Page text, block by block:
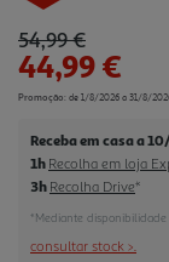
para toda a
iluminação
confeção sem
calor e a obter
ajustável de 60
cozedura
aquecimento, o
para agitar
intuitiva. Com
Price reduced
54,99 €to
44,99 €
Promoção: de 1/8/2026 a 31/8/
Receba em casa a
1h Recolha em loja
3h Recolha Drive*
*Mediante
consultar stock >.